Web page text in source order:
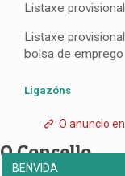
Listaxe
Listaxe
bolsa de emprego
Ligazóns
O anuncio
O Concello
BENVIDA